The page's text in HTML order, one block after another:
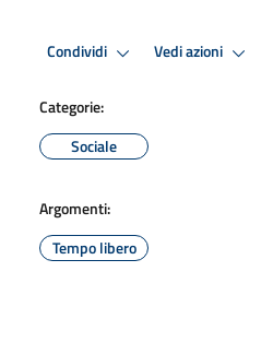
Condividi Vedi azioni
Categorie:
Sociale
Argomenti:
Tempo libero